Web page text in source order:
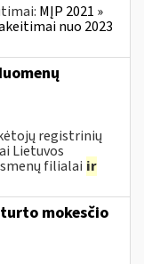
MĮP 2021 »
nuo 2023
registrinių
Lietuvos
filialai ir
mokesčio